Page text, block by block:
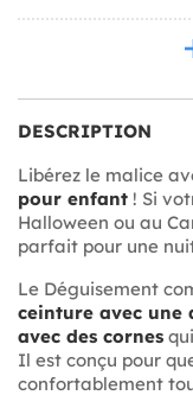
DESCRIPTION
Libérez le malice
pour enfant ! Si
Halloween ou au
parfait pour une
Le Déguisement
ceinture avec une
avec des cornes
Il est conçu pour
confortablement